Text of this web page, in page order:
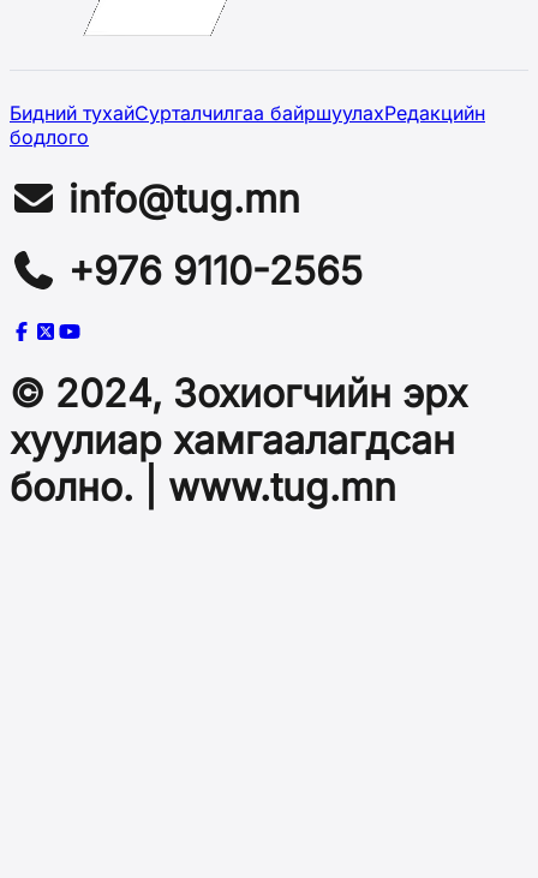
Бидний тухайСурталчилгаа байршуулахРедакцийн
бодлого
info@tug.mn
+976 9110-2565
© 2024, Зохиогчийн эрх
хуулиар хамгаалагдсан
болно. | www.tug.mn